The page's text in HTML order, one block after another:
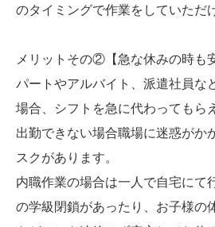
のタイミングで作業をしていただ
メリットその②【急な休みの時も
パートやアルバイト、派遣社員な
場合、シフトを急に代わってもら
出勤できない場合職場に迷惑がか
スクがあります。
内職作業の場合は一人で自宅にて
の学級閉鎖があったり、お子様の